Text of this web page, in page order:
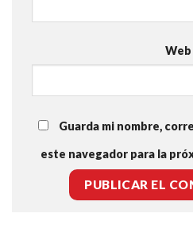
Web
Guarda mi nombre,
este navegador para la